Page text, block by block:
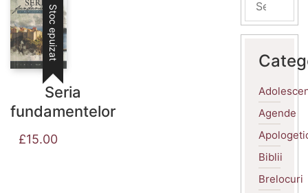
Stoc epuizat
Seria
fundamentelor
£15.00
Agende
Biblii
Brelocuri